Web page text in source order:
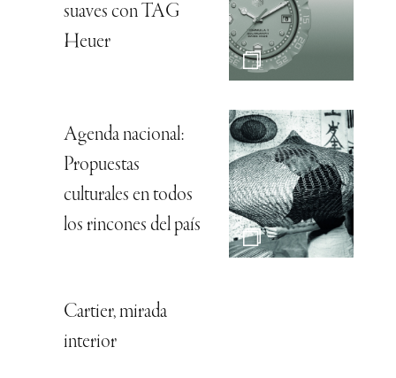
suaves con TAG
Heuer
Agenda nacional:
Propuestas
culturales en todos
los rincones del país
Cartier, mirada
interior